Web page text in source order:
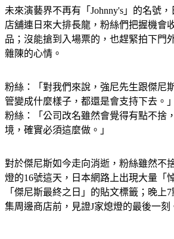
店舖連日來大排長龍，粉絲們把握機會
品；沒能搶到入場票的，也趕緊拍下門
雜陳的心情。
管變成什麼樣子，都還是會支持下去。
粉絲：「公司改名雖然會覺得有點不捨
境，確實必須這麼做。」
燈的16號這天，日本網路上出現大量「
「傑尼斯最終之日」的貼文標籤；晚上7
集周邊商店前，見證J家熄燈的最後一刻